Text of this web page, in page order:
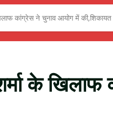
कांग्रेस ने चुनाव आयोग में की,शिकायत
के